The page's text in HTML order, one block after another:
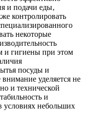
и подачи еды‚
контролировать
некоторые
и гигиены при этом
посуды и
уделяется не
и технической
и
условиях небольших